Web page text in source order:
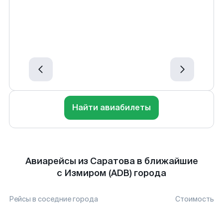
Найти авиабилеты
Авиарейсы из Саратова в ближайшие
с Измиром (ADB) города
Рейсы в соседние города Стоимость